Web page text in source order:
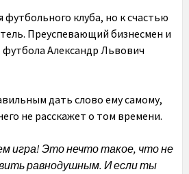
футбольного клуба, но к счастью
Преуспевающий бизнесмен и
Александр Львович
дать слово ему самому,
не расскажет о том времени.
игра! Это нечто такое, что не
равнодушным. И если ты